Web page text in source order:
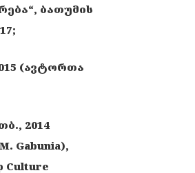
ბათუმის
(ავტორთა
2014
Gabunia),
Culture